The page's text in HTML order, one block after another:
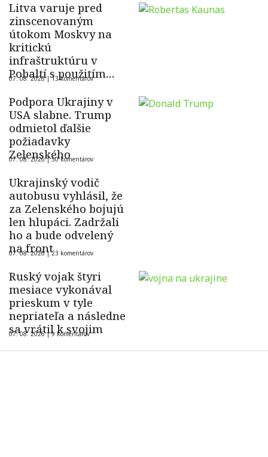
Litva varuje pred
zinscenovaným
útokom Moskvy na
kritickú
infraštruktúru v
Pobaltí s použitím
ukrajinského dronu
07. 08. 2026 |13 komentárov
Podpora Ukrajiny v
USA slabne. Trump
odmietol ďalšie
požiadavky
Zelenského
07. 08. 2026 |50 komentárov
Ukrajinský vodič
autobusu vyhlásil, že
za Zelenského bojujú
len hlupáci. Zadržali
ho a bude odvelený
na front
07. 08. 2026 |23 komentárov
Ruský vojak štyri
mesiace vykonával
prieskum v tyle
nepriateľa a následne
sa vrátil k svojim
07. 08. 2026 |9 komentárov